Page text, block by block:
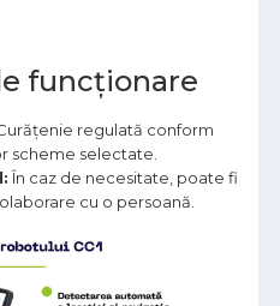
funcționare
regulată conform
scheme selectate.
În caz de necesitate, poate fi
cu o persoană.